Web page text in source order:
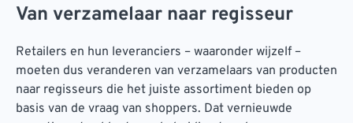
Van verzamelaar naar regisseur
Retailers en hun leveranciers – waaronder wijzelf –
moeten dus veranderen van verzamelaars van producten
naar regisseurs die het juiste assortiment bieden op
basis van de vraag van shoppers. Dat vernieuwde